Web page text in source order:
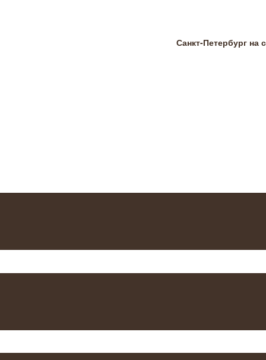
Санкт-Петербург на